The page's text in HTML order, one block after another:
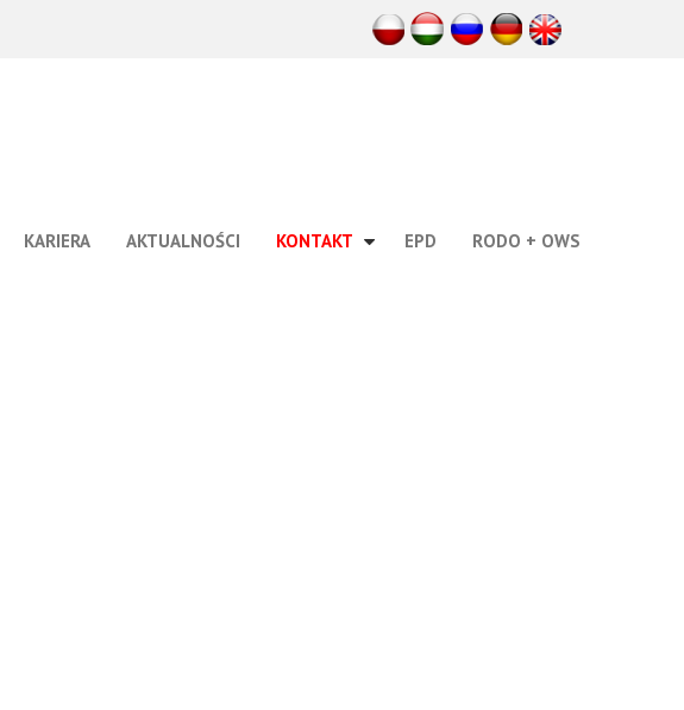
KARIERA AKTUALNOŚCI KONTAKT EPD RODO + OWS